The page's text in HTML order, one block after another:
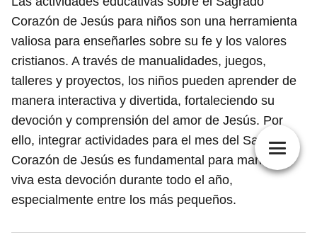
Corazón de Jesús para niños son una herramienta
valiosa para enseñarles sobre su fe y los valores
cristianos. A través de manualidades, juegos,
talleres y proyectos, los niños pueden aprender de
manera interactiva y divertida, fortaleciendo su
devoción y comprensión del amor de Jesús. Por
ello, integrar actividades para el mes del Sagrado
Corazón de Jesús es fundamental para mantener
viva esta devoción durante todo el año,
especialmente entre los más pequeños.